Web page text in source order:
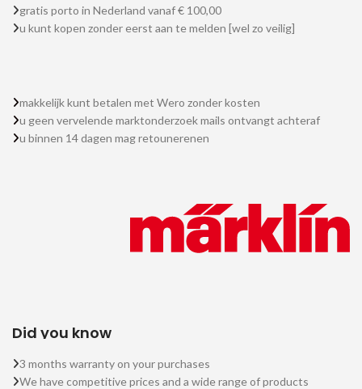
gratis porto in Nederland vanaf € 100,00
u kunt kopen zonder eerst aan te melden [wel zo veilig]
makkelijk kunt betalen met Wero zonder kosten
u geen vervelende marktonderzoek mails ontvangt achteraf
u binnen 14 dagen mag retounerenen
Did you know
3 months warranty on your purchases
We have competitive prices and a wide range of products